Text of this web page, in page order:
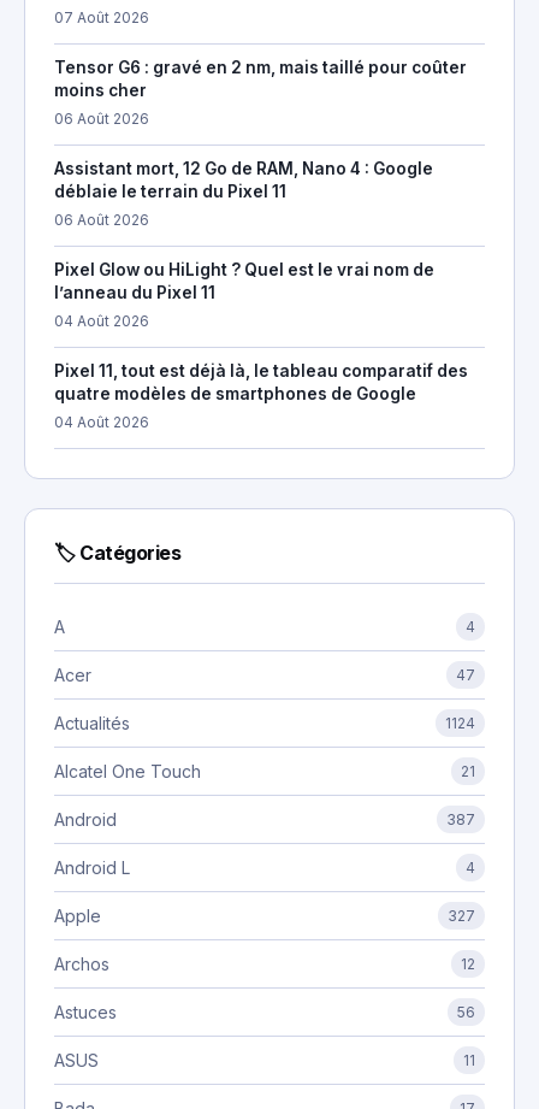
07 Août 2026
Tensor G6 : gravé en 2 nm, mais taillé pour coûter
moins cher
06 Août 2026
Assistant mort, 12 Go de RAM, Nano 4 : Google
déblaie le terrain du Pixel 11
06 Août 2026
Pixel Glow ou HiLight ? Quel est le vrai nom de
l’anneau du Pixel 11
04 Août 2026
Pixel 11, tout est déjà là, le tableau comparatif des
quatre modèles de smartphones de Google
04 Août 2026
🏷 Catégories
A 4
Acer 47
Actualités 1124
Alcatel One Touch 21
Android 387
Android L 4
Apple 327
Archos 12
Astuces 56
ASUS 11